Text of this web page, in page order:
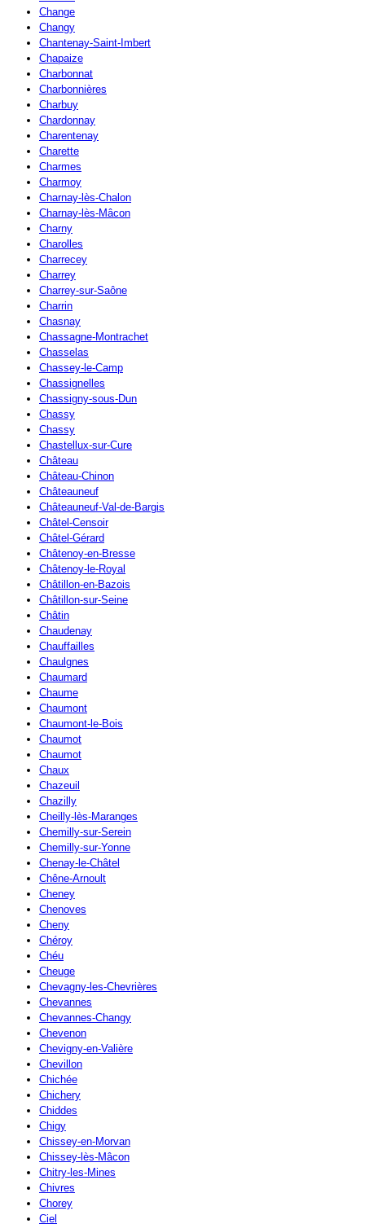
Change
Changy
Chantenay-Saint-Imbert
Chapaize
Charbonnat
Charbonnières
Charbuy
Chardonnay
Charentenay
Charette
Charmes
Charmoy
Charnay-lès-Chalon
Charnay-lès-Mâcon
Charny
Charolles
Charrecey
Charrey
Charrey-sur-Saône
Charrin
Chasnay
Chassagne-Montrachet
Chasselas
Chassey-le-Camp
Chassignelles
Chassigny-sous-Dun
Chassy
Chassy
Chastellux-sur-Cure
Château
Château-Chinon
Châteauneuf
Châteauneuf-Val-de-Bargis
Châtel-Censoir
Châtel-Gérard
Châtenoy-en-Bresse
Châtenoy-le-Royal
Châtillon-en-Bazois
Châtillon-sur-Seine
Châtin
Chaudenay
Chauffailles
Chaulgnes
Chaumard
Chaume
Chaumont
Chaumont-le-Bois
Chaumot
Chaumot
Chaux
Chazeuil
Chazilly
Cheilly-lès-Maranges
Chemilly-sur-Serein
Chemilly-sur-Yonne
Chenay-le-Châtel
Chêne-Arnoult
Cheney
Chenoves
Cheny
Chéroy
Chéu
Cheuge
Chevagny-les-Chevrières
Chevannes
Chevannes-Changy
Chevenon
Chevigny-en-Valière
Chevillon
Chichée
Chichery
Chiddes
Chigy
Chissey-en-Morvan
Chissey-lès-Mâcon
Chitry-les-Mines
Chivres
Chorey
Ciel